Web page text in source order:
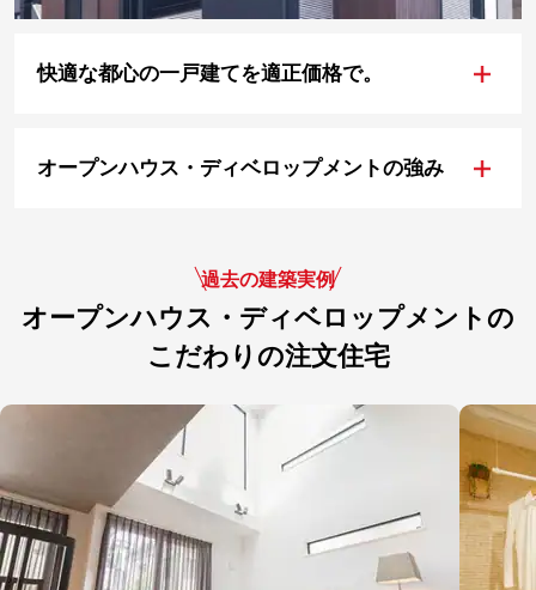
快適な都心の一戸建てを適正価格で。 +
オープンハウス・ディベロップメントの強み +
過去の建築実例
オープンハウス・ディベロップメントの
こだわりの注文住宅